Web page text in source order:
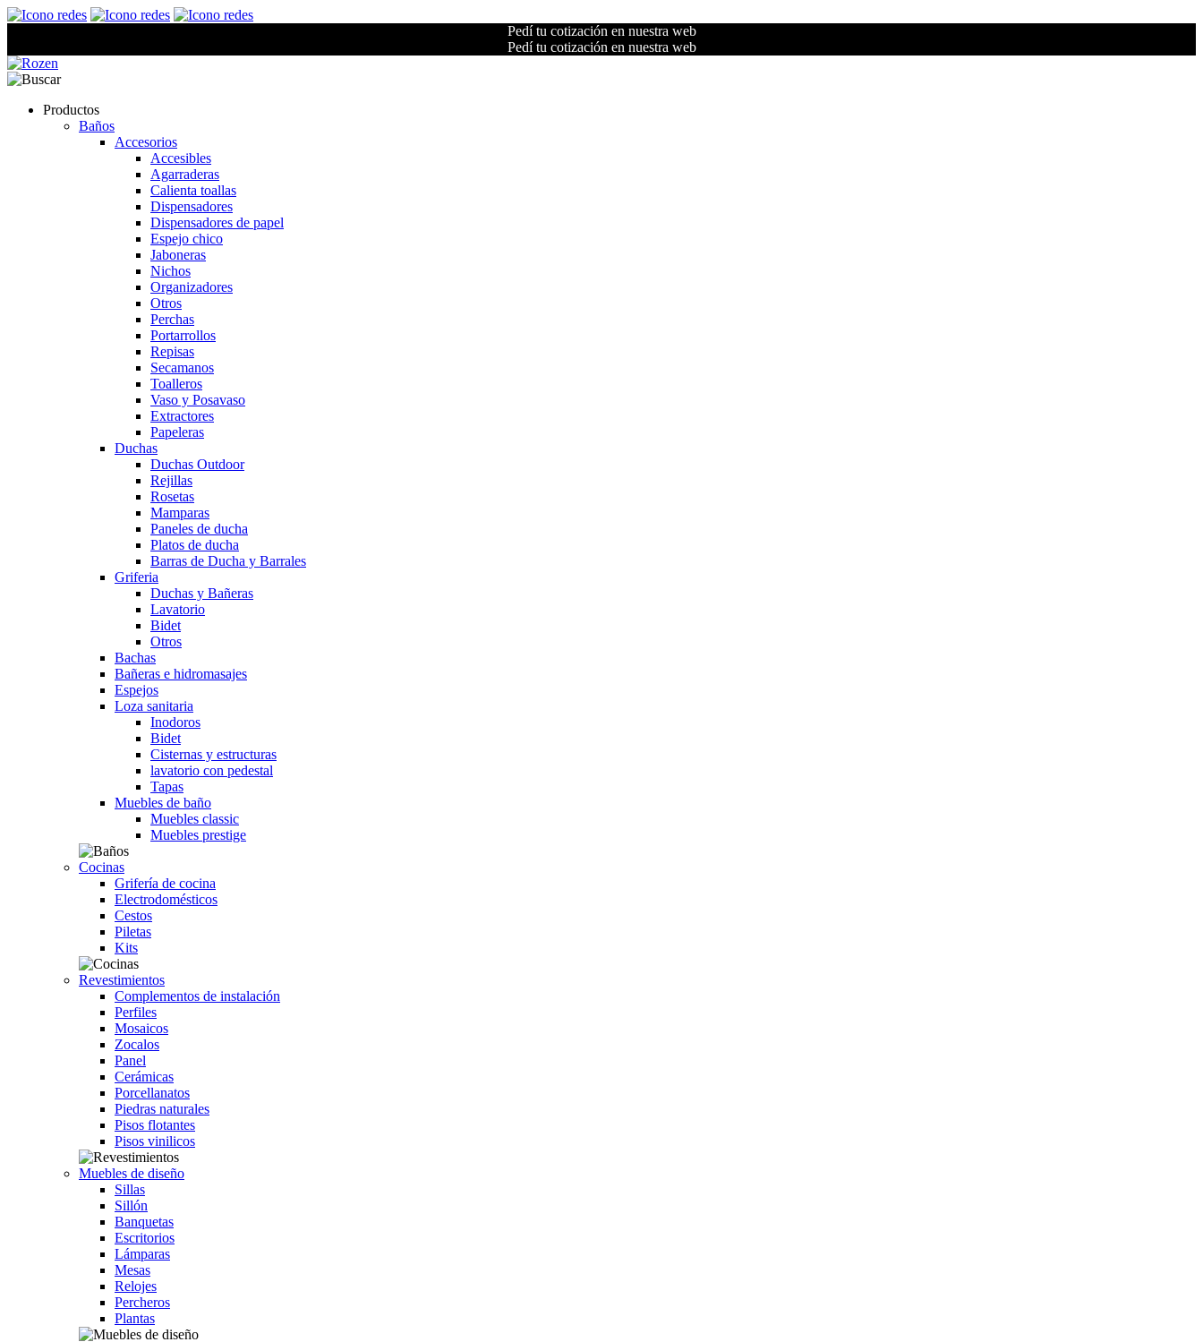
Pedí tu cotización en nuestra web
Pedí tu cotización en nuestra web
Productos
Baños
Accesorios
Accesibles
Agarraderas
Calienta toallas
Dispensadores
Dispensadores de papel
Espejo chico
Jaboneras
Nichos
Organizadores
Otros
Perchas
Portarrollos
Repisas
Secamanos
Toalleros
Vaso y Posavaso
Extractores
Papeleras
Duchas
Duchas Outdoor
Rejillas
Rosetas
Mamparas
Paneles de ducha
Platos de ducha
Barras de Ducha y Barrales
Griferia
Duchas y Bañeras
Lavatorio
Bidet
Otros
Bachas
Bañeras e hidromasajes
Espejos
Loza sanitaria
Inodoros
Bidet
Cisternas y estructuras
lavatorio con pedestal
Tapas
Muebles de baño
Muebles classic
Muebles prestige
Cocinas
Grifería de cocina
Electrodomésticos
Cestos
Piletas
Kits
Revestimientos
Complementos de instalación
Perfiles
Mosaicos
Zocalos
Panel
Cerámicas
Porcellanatos
Piedras naturales
Pisos flotantes
Pisos vinilicos
Muebles de diseño
Sillas
Sillón
Banquetas
Escritorios
Lámparas
Mesas
Relojes
Percheros
Plantas